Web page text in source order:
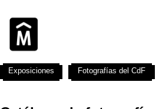
Exposiciones Fotografías del CdF